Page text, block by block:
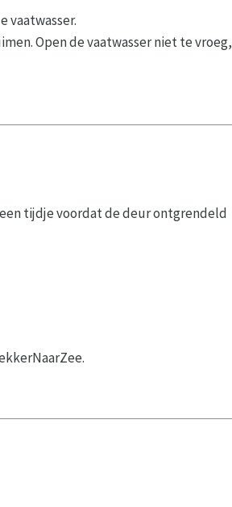
vaatwasser.
Open de vaatwasser niet te vroeg,
tijdje voordat de deur ontgrendeld